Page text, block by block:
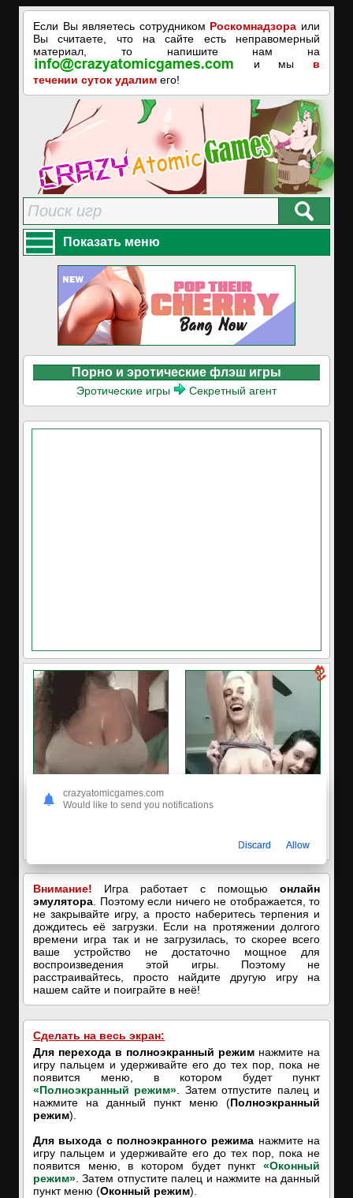
Если Вы являетесь сотрудником Роскомнадзора или
Вы считаете, что на сайте есть неправомерный
материал, то напишите нам на
и мы в
течении суток удалим его!
Показать меню
Порно и эротические флэш игры
Эротические игры Секретный агент
ДЫРОЧКИ!🔥
Внимание! Игра работает с помощью онлайн
эмулятора . Поэтому если ничего не отображается, то
не закрывайте игру, а просто наберитесь терпения и
дождитесь её загрузки. Если на протяжении долгого
времени игра так и не загрузилась, то скорее всего
ваше устройство не достаточно мощное для
воспроизведения этой игры. Поэтому не
расстраивайтесь, просто найдите другую игру на
нашем сайте и поиграйте в неё!
Сделать на весь экран:
Для перехода в полноэкранный режим нажмите на
игру пальцем и удерживайте его до тех пор, пока не
появится меню, в котором будет пункт
«Полноэкранный режим» . Затем отпустите палец и
нажмите на данный пункт меню (Полноэкранный
режим).
Для выхода с полноэкранного режима нажмите на
игру пальцем и удерживайте его до тех пор, пока не
появится меню, в котором будет пункт «Оконный
режим» . Затем отпустите палец и нажмите на данный
пункт меню (Оконный режим).
crazyatomicgames.com
Would like to send you notifications
Discard Allow